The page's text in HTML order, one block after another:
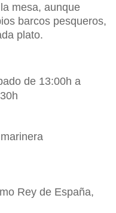
mesa, aunque
barcos pesqueros,
plato.
de 13:00h a
Rey de España,